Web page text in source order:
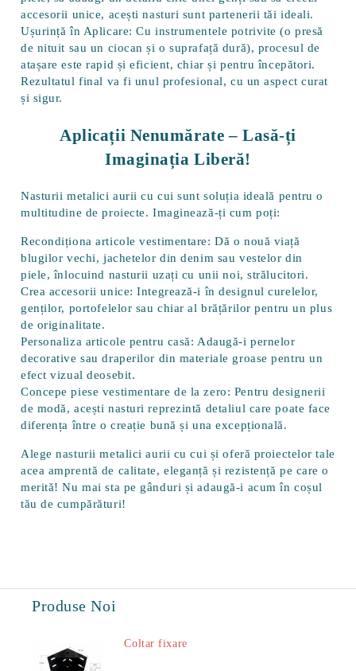
accesorii unice, acești nasturi sunt partenerii tăi ideali.
Ușurință în Aplicare: Cu instrumentele potrivite (o presă
de nituit sau un ciocan și o suprafață dură), procesul de
atașare este rapid și eficient, chiar și pentru începători.
Rezultatul final va fi unul profesional, cu un aspect curat
și sigur.
Aplicații Nenumărate – Lasă-ți
Imaginația Liberă!
Nasturii metalici aurii cu cui sunt soluția ideală pentru o
multitudine de proiecte. Imaginează-ți cum poți:
Recondiționa articole vestimentare: Dă o nouă viață
blugilor vechi, jachetelor din denim sau vestelor din
piele, înlocuind nasturii uzați cu unii noi, strălucitori.
Crea accesorii unice: Integrează-i în designul curelelor,
genților, portofelelor sau chiar al brățărilor pentru un plus
de originalitate.
Personaliza articole pentru casă: Adaugă-i pernelor
decorative sau draperilor din materiale groase pentru un
efect vizual deosebit.
Concepe piese vestimentare de la zero: Pentru designerii
de modă, acești nasturi reprezintă detaliul care poate face
diferența între o creație bună și una excepțională.
Alege nasturii metalici aurii cu cui și oferă proiectelor tale
acea amprentă de calitate, eleganță și rezistență pe care o
merită! Nu mai sta pe gânduri și adaugă-i acum în coșul
tău de cumpărături!
Produse Noi
Coltar fixare